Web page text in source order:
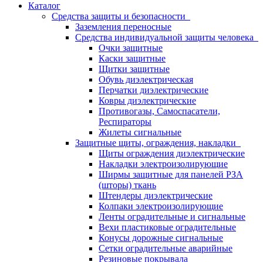
Каталог
Средства защиты и безопасности
Заземления переносные
Средства индивидуальной защиты человека
Очки защитные
Каски защитные
Щитки защитные
Обувь диэлектрическая
Перчатки диэлектрические
Ковры диэлектрические
Противогазы, Самоспасатели,
Респираторы
Жилеты сигнальные
Защитные щиты, ограждения, накладки
Щиты ограждения диэлектрические
Накладки электроизолирующие
Ширмы защитные для панелей РЗА
(шторы) ткань
Штендеры диэлектрические
Колпаки электроизолирующие
Ленты оградительные и сигнальные
Вехи пластиковые оградительные
Конусы дорожные сигнальные
Сетки оградительные аварийные
Резиновые покрывала